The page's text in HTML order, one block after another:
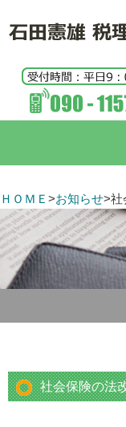
ＨＯＭＥ >お知らせ>社
社会保険の法